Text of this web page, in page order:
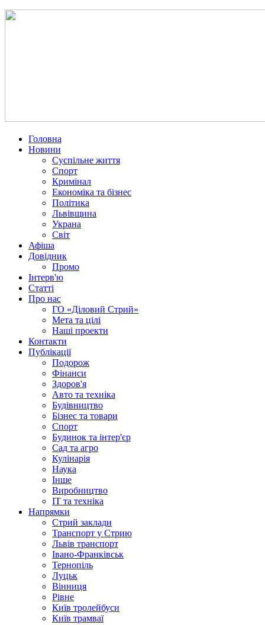
Головна
Новини
Суспільне життя
Спорт
Кримінал
Економіка та бізнес
Політика
Львівщина
Украна
Світ
Афіша
Довідник
Промо
Інтерв'ю
Статті
Про нас
ГО «Діловий Стрий»
Мета та цілі
Наші проекти
Контакти
Публікації
Подорож
Фінанси
Здоров'я
Авто та техніка
Будівництво
Бізнес та товари
Спорт
Будинок та інтер'єр
Сад та агро
Кулінарія
Наука
Інше
Виробництво
IT та техніка
Напрямки
Стрий заклади
Транспорт у Стрию
Львів транспорт
Івано-Франківськ
Тернопіль
Луцьк
Вінниця
Рівне
Київ тролейбуси
Київ трамваї